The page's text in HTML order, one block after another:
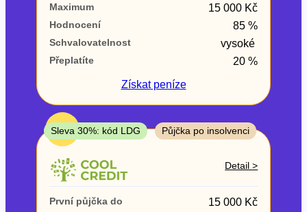
Po insolvenci
ano
V hotovosti
ano
ne
Maximum 15 000 Kč
Hodnocení 85 %
Schvalovatelnost vysoké
Přeplatíte
20 %
Získatpeníze
TOP
Sleva 30%: kód LDG Půjčka po insolvenci
Detail >
První půjčka do 15 000 Kč